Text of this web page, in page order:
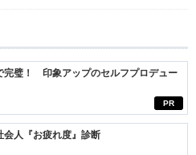
PR
完璧！ 印象アップのセルフプロデュー
会人『お疲れ度』診断